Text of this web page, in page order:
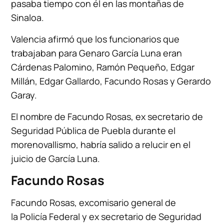
pasaba tiempo con él en las montañas de
Sinaloa.
Valencia afirmó que los funcionarios que
trabajaban para Genaro García Luna eran
Cárdenas Palomino, Ramón Pequeño, Edgar
Millán, Edgar Gallardo, Facundo Rosas y Gerardo
Garay.
El nombre de Facundo Rosas, ex secretario de
Seguridad Pública de Puebla durante el
morenovallismo, habría salido a relucir en el
juicio de García Luna.
Facundo Rosas
Facundo Rosas, excomisario general de
la Policía Federal y ex secretario de Seguridad